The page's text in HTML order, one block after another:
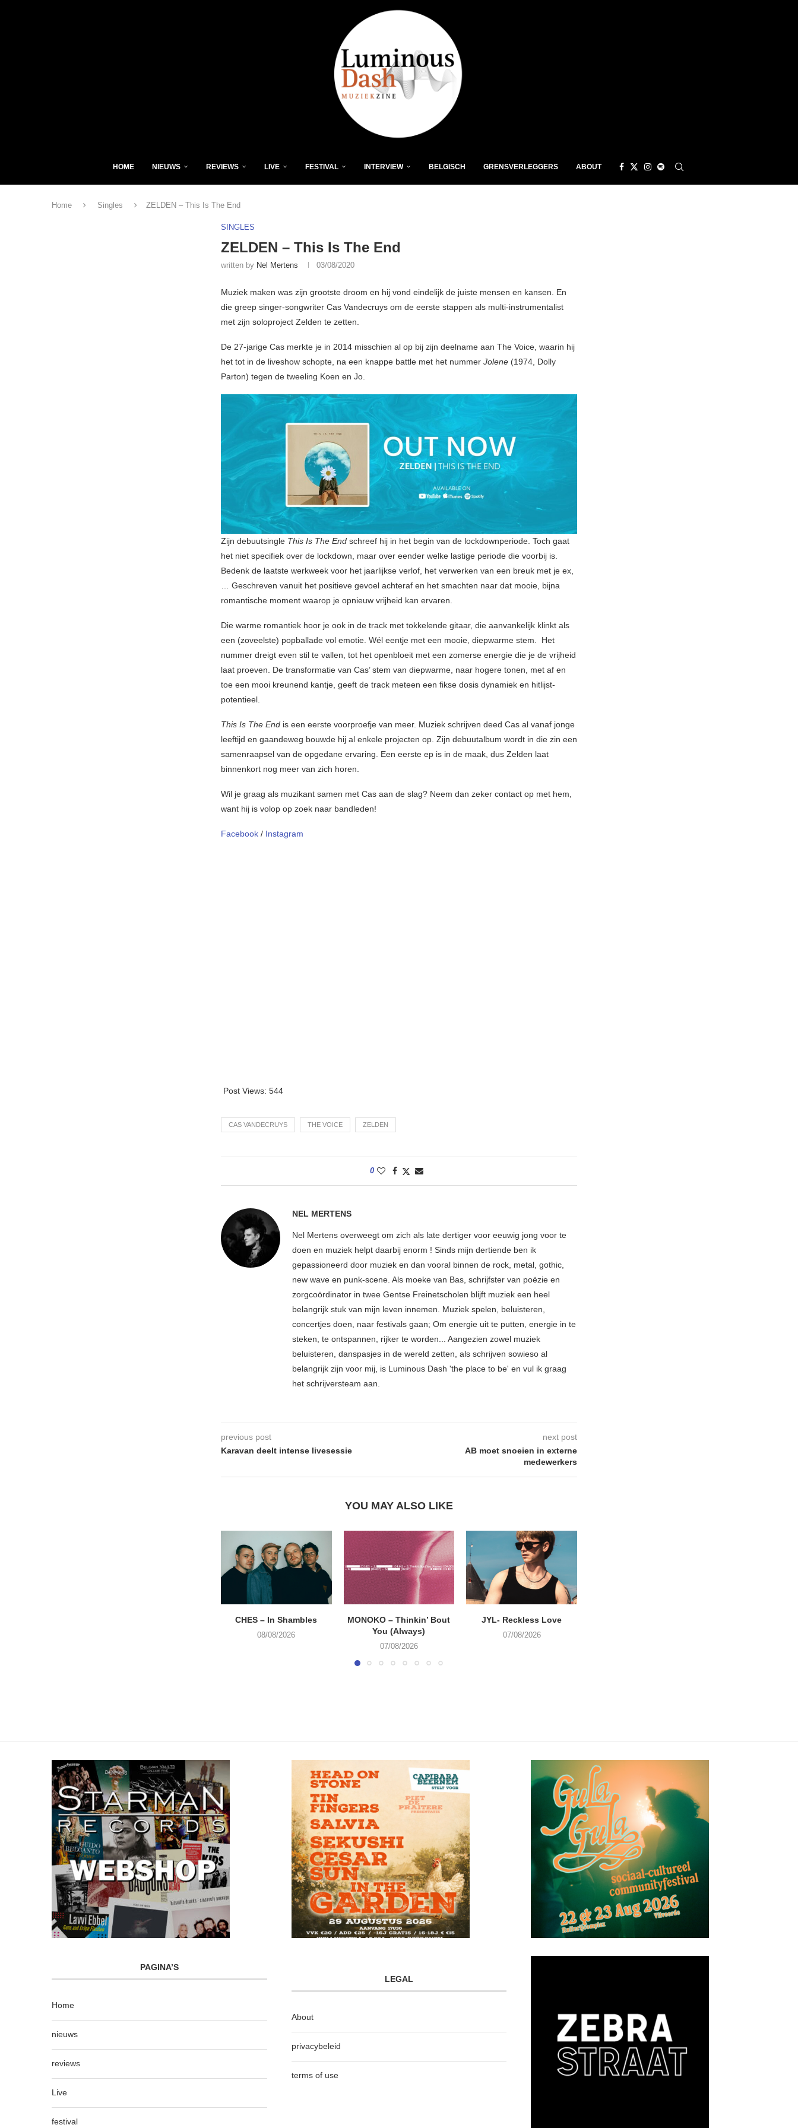
HOME NIEUWS REVIEWS LIVE FESTIVAL INTERVIEW BELGISCH GRENSVERLEGGERS ABOUT
Home Singles ZELDEN – This Is The End
SINGLES
ZELDEN – This Is The End
written by Nel Mertens 03/08/2020
Muziek maken was zijn grootste droom en hij vond eindelijk de juiste mensen en kansen. En
die greep singer-songwriter Cas Vandecruys om de eerste stappen als multi-instrumentalist
met zijn soloproject Zelden te zetten.
De 27-jarige Cas merkte je in 2014 misschien al op bij zijn deelname aan The Voice, waarin hij
het tot in de liveshow schopte, na een knappe battle met het nummer Jolene (1974, Dolly
Parton) tegen de tweeling Koen en Jo.
Zijn debuutsingle This Is The End schreef hij in het begin van de lockdownperiode. Toch gaat
het niet specifiek over de lockdown, maar over eender welke lastige periode die voorbij is.
Bedenk de laatste werkweek voor het jaarlijkse verlof, het verwerken van een breuk met je ex,
… Geschreven vanuit het positieve gevoel achteraf en het smachten naar dat mooie, bijna
romantische moment waarop je opnieuw vrijheid kan ervaren.
Die warme romantiek hoor je ook in de track met tokkelende gitaar, die aanvankelijk klinkt als
een (zoveelste) popballade vol emotie. Wél eentje met een mooie, diepwarme stem. Het
nummer dreigt even stil te vallen, tot het openbloeit met een zomerse energie die je de vrijheid
laat proeven. De transformatie van Cas’ stem van diepwarme, naar hogere tonen, met af en
toe een mooi kreunend kantje, geeft de track meteen een fikse dosis dynamiek en hitlijst-
potentieel.
This Is The End is een eerste voorproefje van meer. Muziek schrijven deed Cas al vanaf jonge
leeftijd en gaandeweg bouwde hij al enkele projecten op. Zijn debuutalbum wordt in die zin een
samenraapsel van de opgedane ervaring. Een eerste ep is in de maak, dus Zelden laat
binnenkort nog meer van zich horen.
Wil je graag als muzikant samen met Cas aan de slag? Neem dan zeker contact op met hem,
want hij is volop op zoek naar bandleden!
Facebook / Instagram
Post Views: 544
CAS VANDECRUYS THE VOICE ZELDEN
0
NEL MERTENS
Nel Mertens overweegt om zich als late dertiger voor eeuwig jong voor te
doen en muziek helpt daarbij enorm ! Sinds mijn dertiende ben ik
gepassioneerd door muziek en dan vooral binnen de rock, metal, gothic,
new wave en punk-scene. Als moeke van Bas, schrijfster van poëzie en
zorgcoördinator in twee Gentse Freinetscholen blijft muziek een heel
belangrijk stuk van mijn leven innemen. Muziek spelen, beluisteren,
concertjes doen, naar festivals gaan; Om energie uit te putten, energie in te
steken, te ontspannen, rijker te worden... Aangezien zowel muziek
beluisteren, danspasjes in de wereld zetten, als schrijven sowieso al
belangrijk zijn voor mij, is Luminous Dash 'the place to be' en vul ik graag
het schrijversteam aan.
previous post
Karavan deelt intense livesessie
next post
AB moet snoeien in externe
medewerkers
YOU MAY ALSO LIKE
CHES – In Shambles
08/08/2026
MONOKO – Thinkin’ Bout
You (Always)
07/08/2026
JYL- Reckless Love
07/08/2026
PAGINA’S
Home
nieuws
reviews
Live
festival
LEGAL
About
privacybeleid
terms of use